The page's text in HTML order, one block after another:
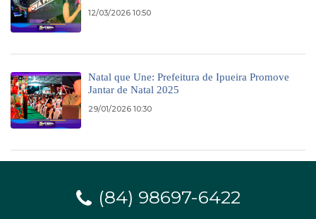
12/03/2026 10:50
Natal que Une: Prefeitura de Ipueira Promove
Jantar de Natal 2025
29/01/2026 10:30
(84) 98697-6422